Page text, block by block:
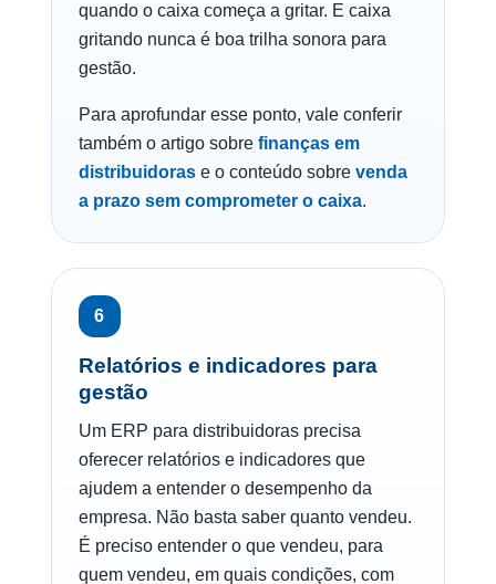
quando o caixa começa a gritar. E caixa
gritando nunca é boa trilha sonora para
gestão.
Para aprofundar esse ponto, vale conferir
também o artigo sobre finanças em
distribuidorase o conteúdo sobre venda
a prazo sem comprometer o caixa.
6
Relatórios e indicadores para
gestão
Um ERP para distribuidoras precisa
oferecer relatórios e indicadores que
ajudem a entender o desempenho da
empresa. Não basta saber quanto vendeu.
É preciso entender o que vendeu, para
quem vendeu, em quais condições, com